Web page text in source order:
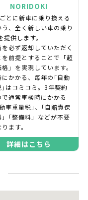
NORIDOKI
とに新車に乗り換える
う、全く新しい車の乗り
提供します。
を必ず返却していただく
を前提とすることで「超
」を実現しています。
にかかる、毎年の｢自動
｣はコミコミ。3年契約
で通常車検時にかかる
車重量税｣、｢自賠責保
｣「整備料」などが不要
ます。
詳細はこちら